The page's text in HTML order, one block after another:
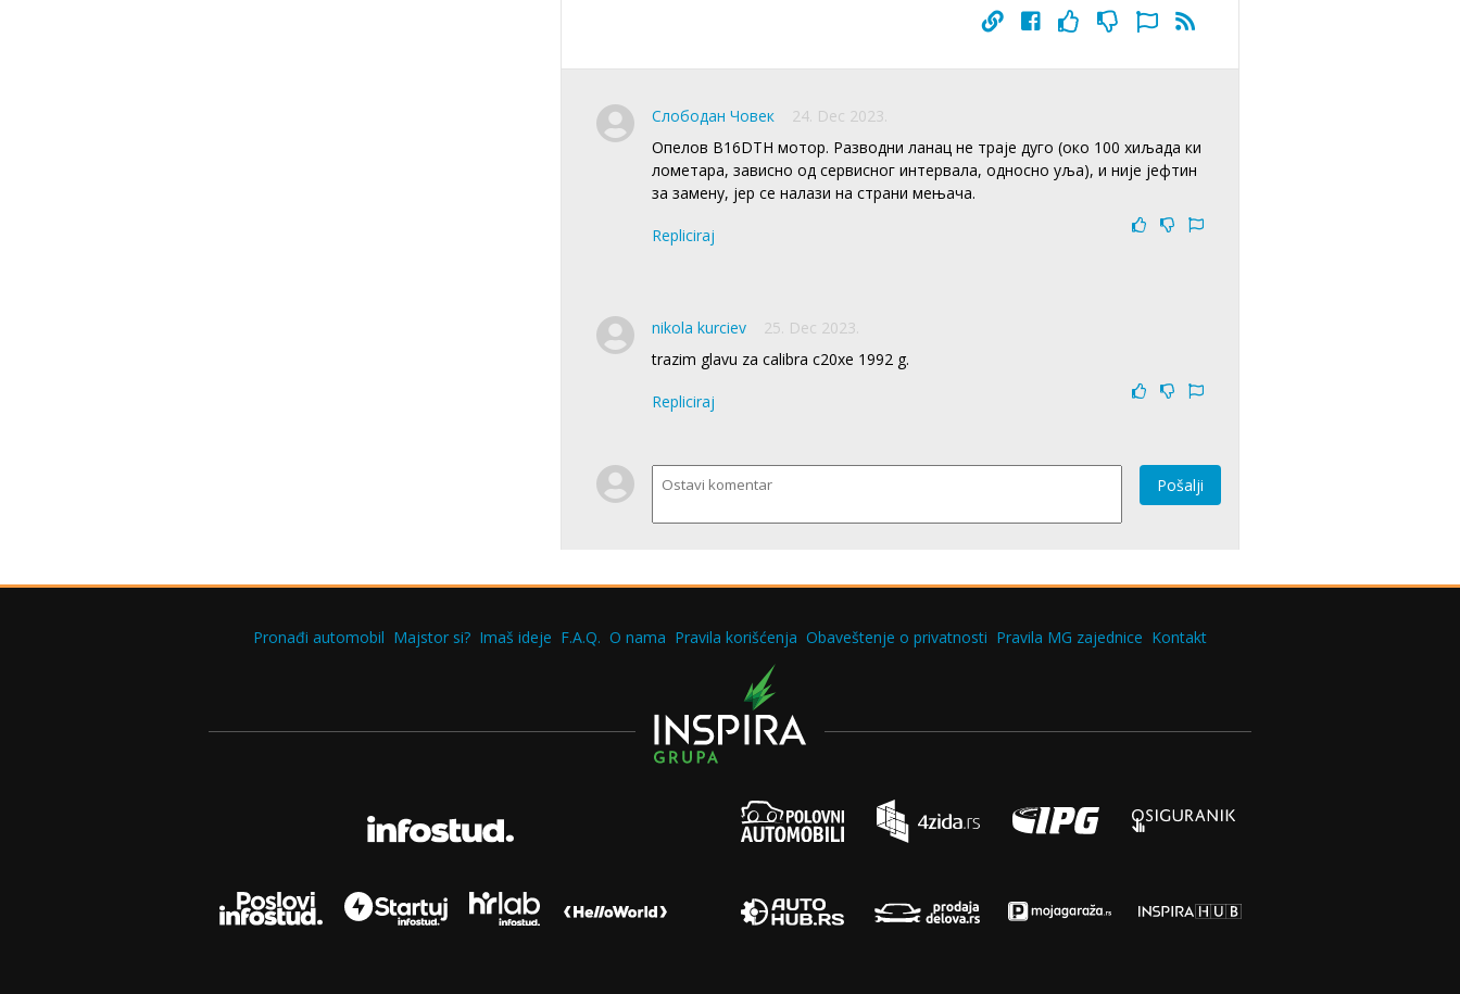
Слободан Човек
24. Dec 2023.
Опелов B16DTH мотор. Разводни ланац не траје дуго (око 100 хиљада ки
лометара, зависно од сервисног интервала, односно уља), и није јефтин
за замену, јер се налази на страни мењача.
Repliciraj
nikola kurciev
25. Dec 2023.
trazim glavu za calibra c20xe 1992 g.
Repliciraj
Pošalji
Pronađi automobil Majstor si? Imaš ideje F.A.Q. O nama Pravila korišćenja Obaveštenje o privatnosti Pravila MG zajednice Kontakt